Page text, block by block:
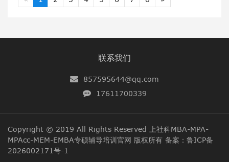
联系我们
857595644@qq.com
17611700339
Copyright © 2019 All Rights Reserved
上社科MBA-MPA-
MPAcc-MEM-EMBA专硕辅导培训官网 版权所有 备案： 鲁ICP备
2026002171号-1